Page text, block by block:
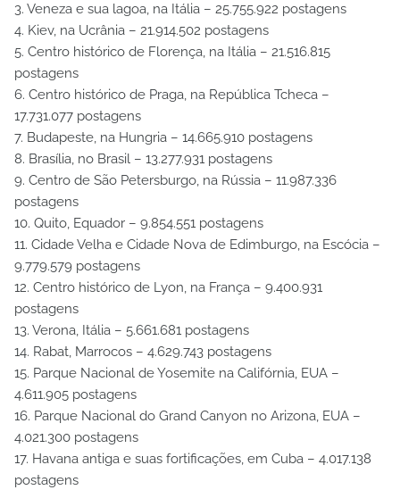
3. Veneza e sua lagoa, na Itália – 25.755.922 postagens
4. Kiev, na Ucrânia – 21.914.502 postagens
5. Centro histórico de Florença, na Itália – 21.516.815
postagens
6. Centro histórico de Praga, na República Tcheca –
17.731.077 postagens
7. Budapeste, na Hungria – 14.665.910 postagens
8. Brasília, no Brasil – 13.277.931 postagens
9. Centro de São Petersburgo, na Rússia – 11.987.336
postagens
10. Quito, Equador – 9.854.551 postagens
11. Cidade Velha e Cidade Nova de Edimburgo, na Escócia –
9.779.579 postagens
12. Centro histórico de Lyon, na França – 9.400.931
postagens
13. Verona, Itália – 5.661.681 postagens
14. Rabat, Marrocos – 4.629.743 postagens
15. Parque Nacional de Yosemite na Califórnia, EUA –
4.611.905 postagens
16. Parque Nacional do Grand Canyon no Arizona, EUA –
4.021.300 postagens
17. Havana antiga e suas fortificações, em Cuba – 4.017.138
postagens